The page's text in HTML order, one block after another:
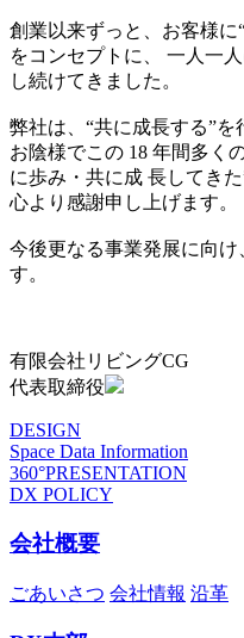
創業以来ずっと、お客様
をコンセプトに、 一人一
し続けてきました。
弊社は、“共に成長する”を
お陰様でこの 18 年間多く
に歩み・共に成 長してきた
心より感謝申し上げます。
今後更なる事業発展に向
す。
有限会社リビングCG
代表取締役
DESIGN
Space Data Information
360°PRESENTATION
DX POLICY
会社概要
ごあいさつ 会社情報 沿革